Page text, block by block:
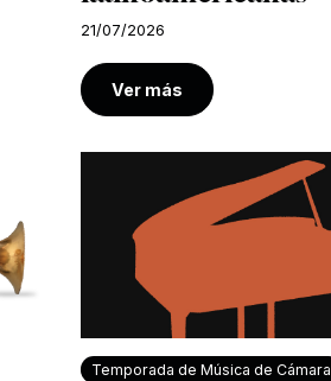
21/07/2026
Ver más
Temporada de Música de Cámara